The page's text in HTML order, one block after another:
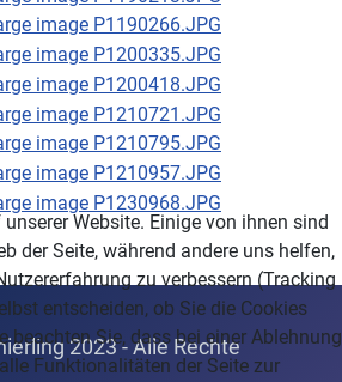
2023 - Alle Rechte
Website. Einige von ihnen sind
der Seite, während andere uns helfen,
zu verbessern (Tracking
entscheiden, ob Sie die Cookies
beachten Sie, dass bei einer Ablehnung
Funktionalitäten der Seite zur